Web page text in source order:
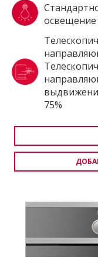
освещение
75%